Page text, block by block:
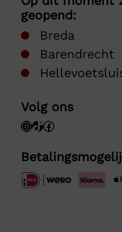
geopend:
Breda
Barendrecht
Volg ons